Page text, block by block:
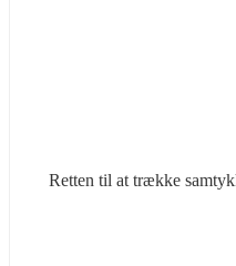
Retten til at trække